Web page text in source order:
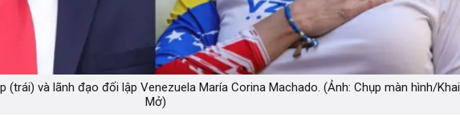
(trái) và lãnh đạo đối lập Venezuela María Corina Machado. (Ảnh: Chụp màn hình/Khai
Mở)